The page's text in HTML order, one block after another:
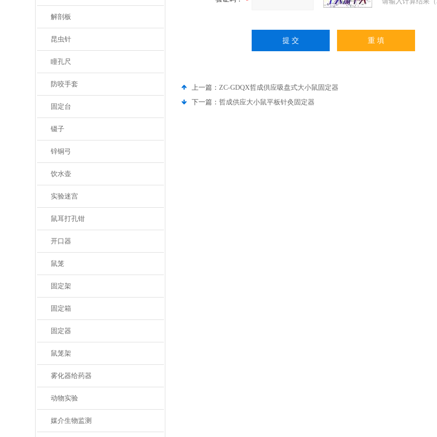
解剖板
昆虫针
瞳孔尺
防咬手套
固定台
镊子
锌铜弓
饮水壶
实验迷宫
鼠耳打孔钳
开口器
鼠笼
固定架
固定箱
固定器
鼠笼架
雾化器给药器
动物实验
媒介生物监测
上一篇： ZC-GDQX哲成供应吸盘式大小鼠固定器
下一篇： 哲成供应大小鼠平板针灸固定器